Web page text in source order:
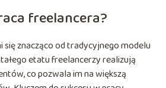
freelancera?
znacząco od tradycyjnego modelu
etatu freelancerzy realizują
co pozwala im na większą